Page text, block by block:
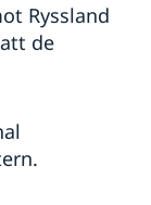
Ryssland
de